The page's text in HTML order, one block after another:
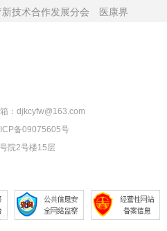
技术合作发展分会 医康界
：djkcyfw@163.com
备09075605号
院2号楼15层